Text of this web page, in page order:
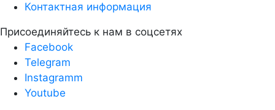
Контактная информация
Присоединяйтесь к нам в соцсетях
Facebook
Telegram
Instagramm
Youtube